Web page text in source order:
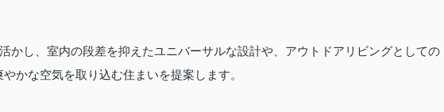
かし、室内の段差を抑えたユニバーサルな設計や、アウトドアリビングとしての
かな空気を取り込む住まいを提案します。